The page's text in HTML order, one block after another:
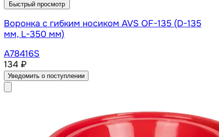
Быстрый просмотр
Воронка с гибким носиком AVS OF-135 (D-135
мм, L-350 мм)
A78416S
134 ₽
Уведомить о поступлении